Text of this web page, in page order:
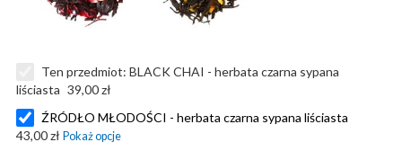
Ten przedmiot:BLACK CHAI - herbata czarna sypana
liściasta 39,00 zł
ŹRÓDŁO MŁODOŚCI - herbata czarna sypana liściasta
43,00 zł